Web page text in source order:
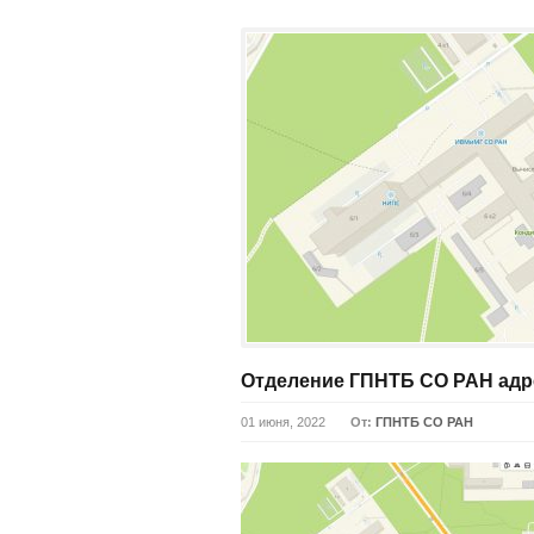
Отделение ГПНТБ СО РАН
01 июня, 2022 От: ГПНТБ СО РАН